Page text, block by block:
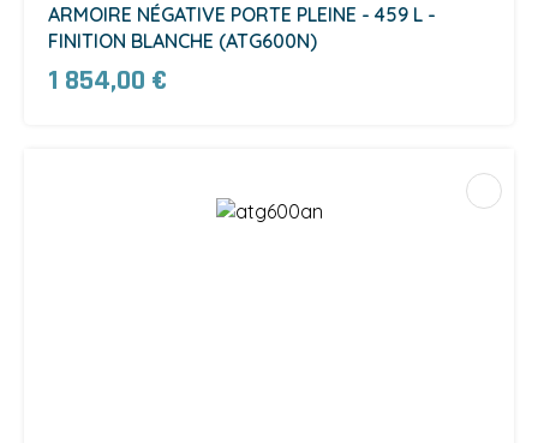
ARMOIRE NÉGATIVE PORTE PLEINE - 459 L -
FINITION BLANCHE (ATG600N)
1 854,00 €